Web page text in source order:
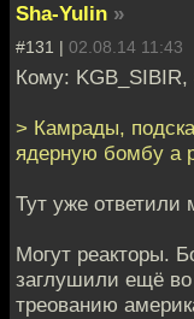
Sha-Yulin »
#131 | 02.08.14 11:43
Кому: KGB_SIBIR,
> Камрады,
ядерную бомбу а
Тут уже ответили
Могут реакторы.
заглушили ещё
треованию